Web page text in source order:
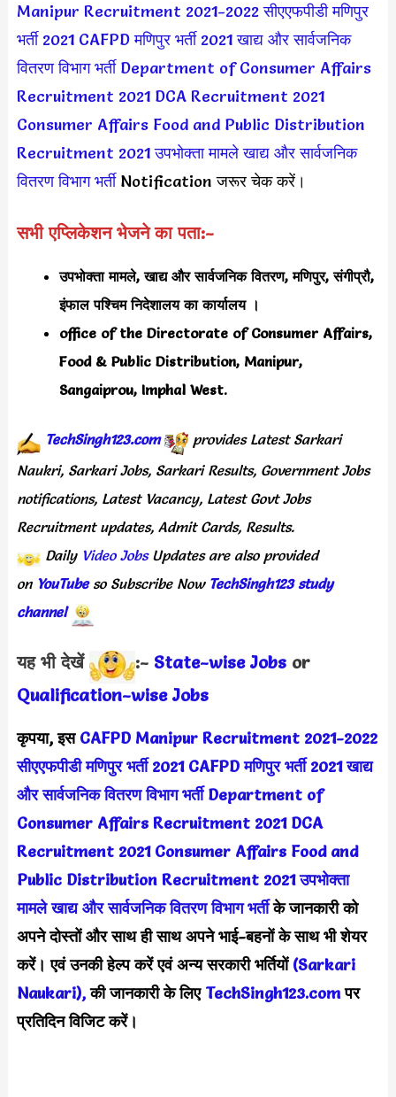
Manipur Recruitment 2021-2022 सीएएफपीडी मणिपुर
भर्ती 2021 CAFPD मणिपुर भर्ती 2021 खाद्य और सार्वजनिक
वितरण विभाग भर्ती Department of Consumer Affairs
Recruitment 2021 DCA Recruitment 2021
Consumer Affairs Food and Public Distribution
Recruitment 2021 उपभोक्ता मामले खाद्य और सार्वजनिक
वितरण विभाग भर्तीNotification जरूर चेक करें।
सभी एप्लिकेशन भेजने का पता:-
उपभोक्ता मामले, खाद्य और सार्वजनिक वितरण, मणिपुर, संगीप्रौ,
इंफाल पश्चिम निदेशालय का कार्यालय ।
office of the Directorate of Consumer Affairs,
Food & Public Distribution, Manipur,
Sangaiprou, Imphal West.
TechSingh123.com
provides Latest Sarkari
Naukri, Sarkari Jobs, Sarkari Results, Government Jobs
notifications, Latest Vacancy, Latest Govt Jobs
Recruitment updates, Admit Cards, Results.
Daily Video JobsUpdates are also provided
on YouTubeso Subscribe Now TechSingh123 study
channel
यह भी देखें :- State-wise Jobs or
Qualification-wise Jobs
कृपया, इस CAFPD Manipur Recruitment 2021-2022
सीएएफपीडी मणिपुर भर्ती 2021 CAFPD मणिपुर भर्ती 2021 खाद्य
और सार्वजनिक वितरण विभाग भर्ती Department of
Consumer Affairs Recruitment 2021 DCA
Recruitment 2021 Consumer Affairs Food and
Public Distribution Recruitment 2021 उपभोक्ता
मामले खाद्य और सार्वजनिक वितरण विभाग भर्ती के जानकारी को
अपने दोस्तों और साथ ही साथ अपने भाई-बहनों के साथ भी शेयर
करें। एवं उनकी हेल्प करें एवं अन्य सरकारी भर्तियों (Sarkari
Naukari),की जानकारी के लिए TechSingh123.comपर
प्रतिदिन विजिट करें।